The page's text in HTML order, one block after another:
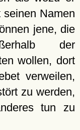
Namen
jene, die
der
wollen, dort
verweilen,
zu werden,
tun zu